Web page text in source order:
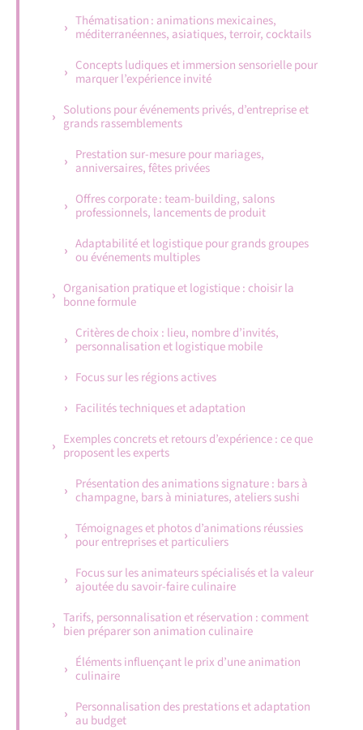
Thématisation : animations mexicaines,
méditerranéennes, asiatiques, terroir, cocktails
Concepts ludiques et immersion sensorielle pour
marquer l’expérience invité
Solutions pour événements privés, d’entreprise et
grands rassemblements
Prestation sur-mesure pour mariages,
anniversaires, fêtes privées
Offres corporate : team-building, salons
professionnels, lancements de produit
Adaptabilité et logistique pour grands groupes
ou événements multiples
Organisation pratique et logistique : choisir la
bonne formule
Critères de choix : lieu, nombre d’invités,
personnalisation et logistique mobile
Focus sur les régions actives
Facilités techniques et adaptation
Exemples concrets et retours d’expérience : ce que
proposent les experts
Présentation des animations signature : bars à
champagne, bars à miniatures, ateliers sushi
Témoignages et photos d’animations réussies
pour entreprises et particuliers
Focus sur les animateurs spécialisés et la valeur
ajoutée du savoir-faire culinaire
Tarifs, personnalisation et réservation : comment
bien préparer son animation culinaire
Éléments influençant le prix d’une animation
culinaire
Personnalisation des prestations et adaptation
au budget